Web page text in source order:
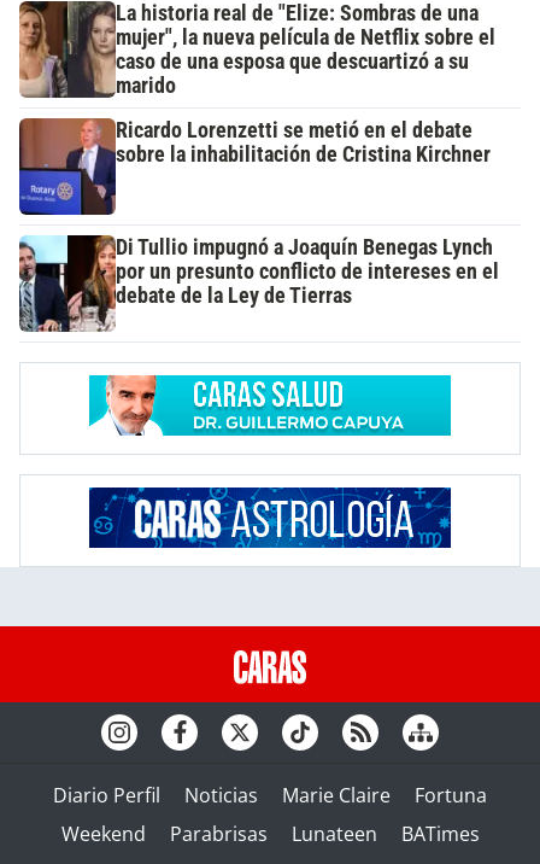
La historia real de "Elize: Sombras de una
mujer", la nueva película de Netflix sobre el
caso de una esposa que descuartizó a su
marido
Ricardo Lorenzetti se metió en el debate
sobre la inhabilitación de Cristina Kirchner
Di Tullio impugnó a Joaquín Benegas Lynch
por un presunto conflicto de intereses en el
debate de la Ley de Tierras
Diario Perfil Noticias Marie Claire
Fortuna
Weekend
Parabrisas Lunateen BATimes